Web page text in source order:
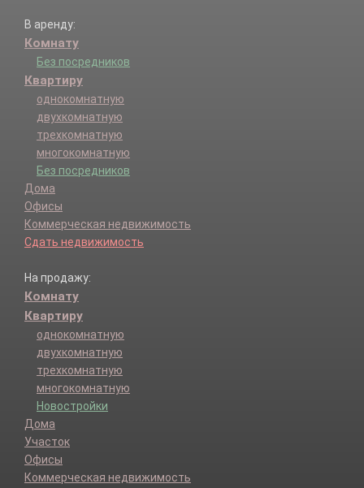
В аренду:
Комнату
Без посредников
Квартиру
однокомнатную
двухкомнатную
трехкомнатную
многокомнатную
Без посредников
Дома
Офисы
Коммерческая недвижимость
Сдать недвижимость
На продажу:
Комнату
Квартиру
однокомнатную
двухкомнатную
трехкомнатную
многокомнатную
Новостройки
Дома
Участок
Офисы
Коммерческая недвижимость